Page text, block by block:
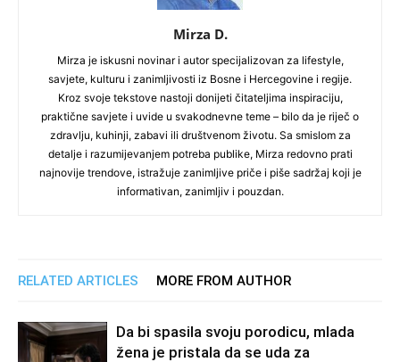
Mirza D.
Mirza je iskusni novinar i autor specijalizovan za lifestyle,
savjete, kulturu i zanimljivosti iz Bosne i Hercegovine i regije.
Kroz svoje tekstove nastoji donijeti čitateljima inspiraciju,
praktične savjete i uvide u svakodnevne teme – bilo da je riječ o
zdravlju, kuhinji, zabavi ili društvenom životu. Sa smislom za
detalje i razumijevanjem potreba publike, Mirza redovno prati
najnovije trendove, istražuje zanimljive priče i piše sadržaj koji je
informativan, zanimljiv i pouzdan.
RELATED ARTICLES MORE FROM AUTHOR
Da bi spasila svoju porodicu, mlada
žena je pristala da se uda za